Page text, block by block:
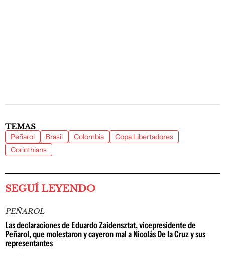
TEMAS
Peñarol Brasil Colombia
Copa Libertadores
Corinthians
SEGUÍ LEYENDO
PEÑAROL
Las declaraciones de Eduardo Zaidensztat, vicepresidente de
Peñarol, que molestaron y cayeron mal a Nicolás De la Cruz y sus
representantes